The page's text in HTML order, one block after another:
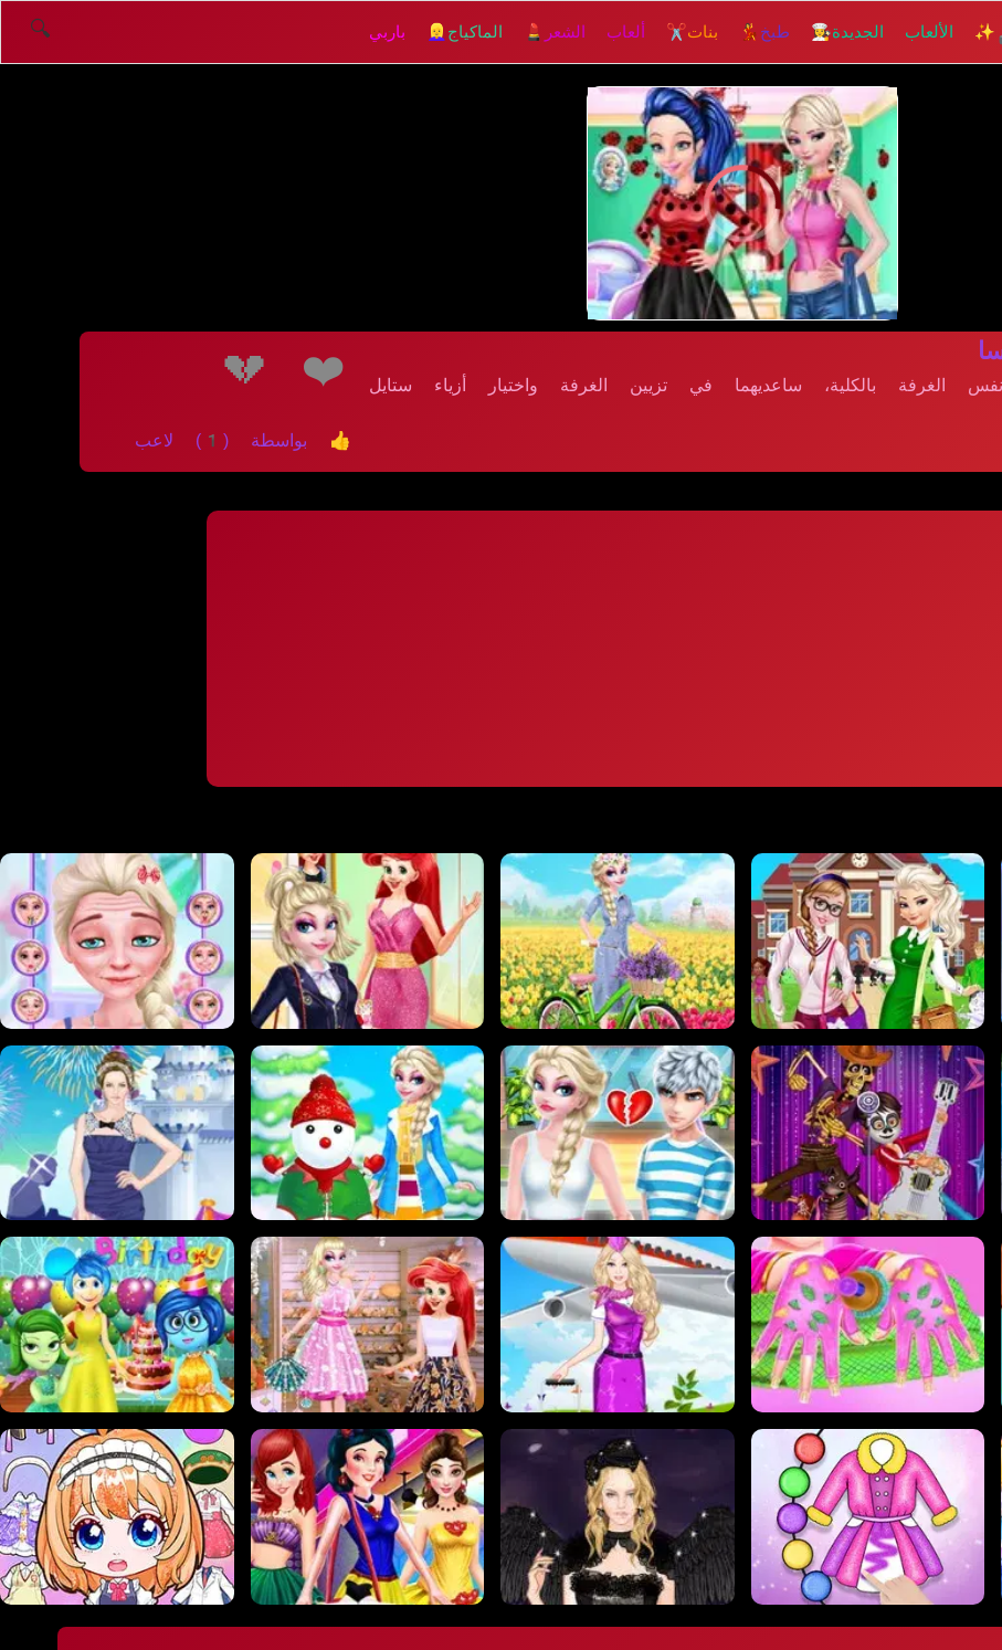
✨ الألعاب الجديدة👩‍🍳 طبخ 💃 بنات✂️ ألعاب الشعر 💄 الماكياج 👱‍♀️ باربي 🔍
❤️
💔
👍 بواسطة (1) لاعب
الغرفة بالكلية، ساعديهما في تزيين الغرفة واختيار أزياء ستايل